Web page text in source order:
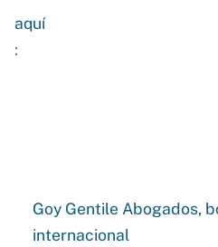
aquí
:
Goy Gentile Abogados,
internacional